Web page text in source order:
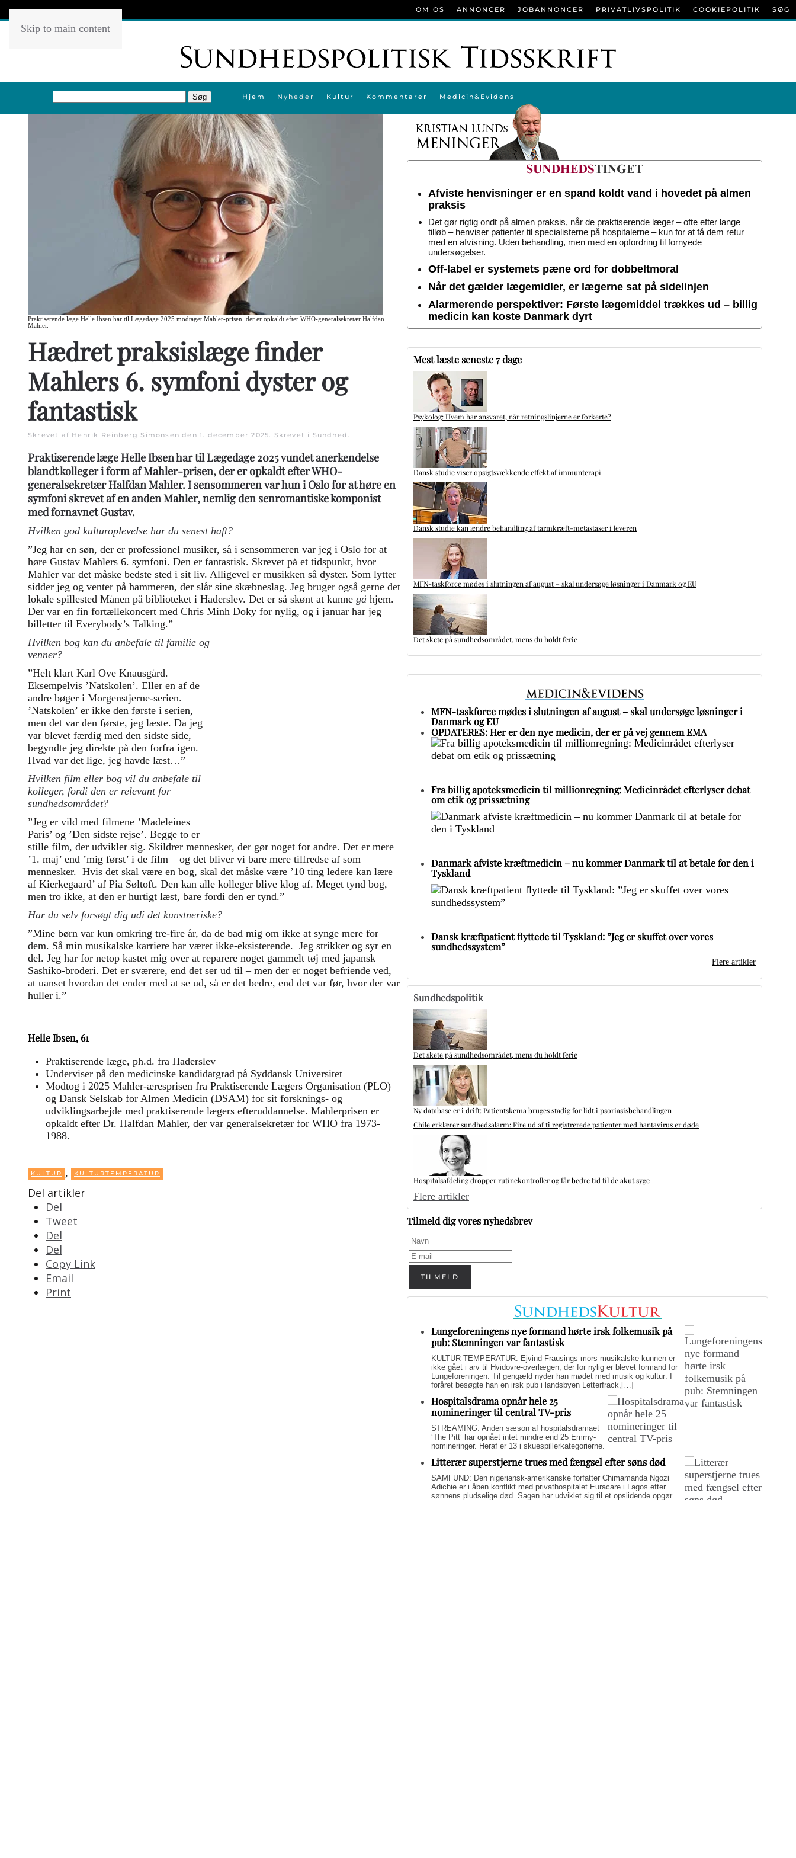
Skip to main content
Hjem Nyheder Kultur Kommentarer Medicin&Evidens
OM OS ANNONCER JOBANNONCER PRIVATLIVSPOLITIK COOKIEPOLITIK SØG
Praktiserende læge Helle Ibsen har til Lægedage 2025 modtaget Mahler-prisen, der er opkaldt efter WHO-generalsekretær Halfdan
Mahler.
Hædret praksislæge finder
Mahlers 6. symfoni dyster og
fantastisk
Skrevet af Henrik Reinberg Simonsen den 1. december 2025. Skrevet i Sundhed.
Praktiserende læge Helle Ibsen har til Lægedage 2025 vundet anerkendelse
blandt kolleger i form af Mahler-prisen, der er opkaldt efter WHO-
generalsekretær Halfdan Mahler. I sensommeren var hun i Oslo for at høre en
symfoni skrevet af en anden Mahler, nemlig den senromantiske komponist
med fornavnet Gustav.
Hvilken god kulturoplevelse har du senest haft?
”Jeg har en søn, der er professionel musiker, så i sensommeren var jeg i Oslo for at
høre Gustav Mahlers 6. symfoni. Den er fantastisk. Skrevet på et tidspunkt, hvor
Mahler var det måske bedste sted i sit liv. Alligevel er musikken så dyster. Som lytter
sidder jeg og venter på hammeren, der slår sine skæbneslag. Jeg bruger også gerne det
lokale spillested Månen på biblioteket i Haderslev. Det er så skønt at kunne gå hjem.
Der var en fin fortællekoncert med Chris Minh Doky for nylig, og i januar har jeg
billetter til Everybody’s Talking.”
Hvilken bog kan du anbefale til familie og
venner?
”Helt klart Karl Ove Knausgård.
Eksempelvis ’Natskolen’. Eller en af de
andre bøger i Morgenstjerne-serien.
’Natskolen’ er ikke den første i serien,
men det var den første, jeg læste. Da jeg
var blevet færdig med den sidste side,
begyndte jeg direkte på den forfra igen.
Hvad var det lige, jeg havde læst…”
Hvilken film eller bog vil du anbefale til
kolleger, fordi den er relevant for
sundhedsområdet?
”Jeg er vild med filmene ’Madeleines
Paris’ og ’Den sidste rejse’. Begge to er
stille film, der udvikler sig. Skildrer mennesker, der gør noget for andre. Det er mere
’1. maj’ end ’mig først’ i de film – og det bliver vi bare mere tilfredse af som
mennesker. Hvis det skal være en bog, skal det måske være ’10 ting ledere kan lære
af Kierkegaard’ af Pia Søltoft. Den kan alle kolleger blive klog af. Meget tynd bog,
men tro ikke, at den er hurtigt læst, bare fordi den er tynd.”
Har du selv forsøgt dig udi det kunstneriske?
”Mine børn var kun omkring tre-fire år, da de bad mig om ikke at synge mere for
dem. Så min musikalske karriere har været ikke-eksisterende. Jeg strikker og syr en
del. Jeg har for netop kastet mig over at reparere noget gammelt tøj med japansk
Sashiko-broderi. Det er sværere, end det ser ud til – men der er noget befriende ved,
at uanset hvordan det ender med at se ud, så er det bedre, end det var før, hvor der var
huller i.”
Helle Ibsen, 61
Praktiserende læge, ph.d. fra Haderslev
Underviser på den medicinske kandidatgrad på Syddansk Universitet
Modtog i 2025 Mahler-æresprisen fra Praktiserende Lægers Organisation (PLO)
og Dansk Selskab for Almen Medicin (DSAM) for sit forsknings- og
udviklingsarbejde med praktiserende lægers efteruddannelse. Mahlerprisen er
opkaldt efter Dr. Halfdan Mahler, der var generalsekretær for WHO fra 1973-
1988.
KULTUR , KULTURTEMPERATUR
Del artikler
Del
Tweet
Del
Del
Copy Link
Email
Print
Afviste henvisninger er en spand koldt vand i hovedet på almen
praksis
Det gør rigtig ondt på almen praksis, når de praktiserende læger – ofte efter lange
tilløb – henviser patienter til specialisterne på hospitalerne – kun for at få dem retur
med en afvisning. Uden behandling, men med en opfordring til fornyede
undersøgelser.
Off-label er systemets pæne ord for dobbeltmoral
Når det gælder lægemidler, er lægerne sat på sidelinjen
Alarmerende perspektiver: Første lægemiddel trækkes ud – billig
medicin kan koste Danmark dyrt
Mest læste seneste 7 dage
Psykolog: Hvem har ansvaret, når retningslinjerne er forkerte?
Dansk studie viser opsigtsvækkende effekt af immunterapi
Dansk studie kan ændre behandling af tarmkræft-metastaser i leveren
MFN-taskforce mødes i slutningen af august – skal undersøge løsninger i Danmark og EU
Det skete på sundhedsområdet, mens du holdt ferie
MFN-taskforce mødes i slutningen af august – skal undersøge løsninger i
Danmark og EU
OPDATERES: Her er den nye medicin, der er på vej gennem EMA
Fra billig apoteksmedicin til millionregning: Medicinrådet efterlyser debat
om etik og prissætning
Danmark afviste kræftmedicin – nu kommer Danmark til at betale for den i
Tyskland
Dansk kræftpatient flyttede til Tyskland: ”Jeg er skuffet over vores
sundhedssystem”
Flere artikler
Sundhedspolitik
Det skete på sundhedsområdet, mens du holdt ferie
Ny database er i drift: Patientskema bruges stadig for lidt i psoriasisbehandlingen
Chile erklærer sundhedsalarm: Fire ud af ti registrerede patienter med hantavirus er døde
Hospitalsafdeling dropper rutinekontroller og får bedre tid til de akut syge
Flere artikler
Tilmeld dig vores nyhedsbrev
TILMELD
Lungeforeningens nye formand hørte irsk folkemusik på
pub: Stemningen var fantastisk
KULTUR-TEMPERATUR: Ejvind Frausings mors musikalske kunnen er
ikke gået i arv til Hvidovre-overlægen, der for nylig er blevet formand for
Lungeforeningen. Til gengæld nyder han mødet med musik og kultur: I
foråret besøgte han en irsk pub i landsbyen Letterfrack,[…]
Hospitalsdrama opnår hele 25
nomineringer til central TV-pris
STREAMING: Anden sæson af hospitalsdramaet
‘The Pitt’ har opnået intet mindre end 25 Emmy-
nomineringer. Heraf er 13 i skuespillerkategorierne.
Litterær superstjerne trues med fængsel efter søns død
SAMFUND: Den nigeriansk-amerikanske forfatter Chimamanda Ngozi
Adichie er i åben konflikt med privathospitalet Euracare i Lagos efter
sønnens pludselige død. Sagen har udviklet sig til et opslidende opgør